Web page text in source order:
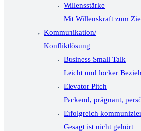
Willensstärke
Mit Willenskraft zum
Kommunikation/
Konfliktlösung
Business Small Talk
Leicht und locker
Elevator Pitch
Packend, prägnant,
Erfolgreich
Gesagt ist nicht gehört